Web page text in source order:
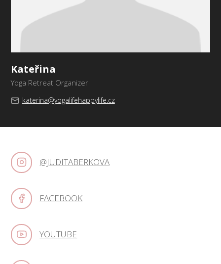
Kateřina
Yoga Retreat Organizer
katerina@yogalifehappylife.cz
@JUDITABERKOVA
FACEBOOK
YOUTUBE